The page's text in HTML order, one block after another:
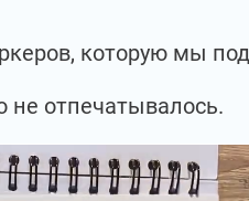
которую мы
не отпечатывалось.